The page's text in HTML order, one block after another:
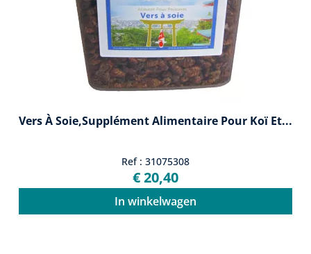
Vers À Soie,supplément Alimentaire Pour Koï Et...
Ref : 31075308
€ 20,40
In winkelwagen